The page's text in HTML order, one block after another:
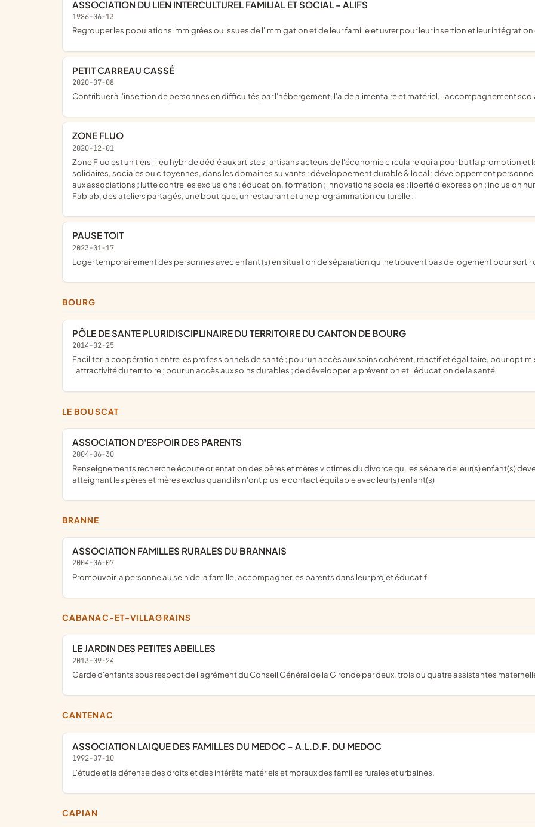
ASSOCIATION DU LIEN INTERCULTUREL FAMILIAL ET SOCIAL - ALIFS
1986-06-13
regrouper les populations immigrées ou issues de l'immigation et de leur famille et uvrer pour leur insertion et leur
PETIT CARREAU CASSÉ
2020-07-08
contribuer à l'insertion de personnes en difficultés par l'hébergement, l'aide alimentaire et matériel, l'accompagnement
ZONE FLUO
2020-12-01
zone Fluo est un tiers-lieu hybride dédié aux artistes-artisans acteurs de l'économie circulaire qui a pour but la promotion et le développement des activités associatives,
solidaires, sociales ou citoyennes, dans les domaines suivants : développement durable & local ; développement personnel
aux associations ; lutte contre les exclusions ; éducation, formation ; innovations sociales ; liberté d'expression ; inclusion
Fablab, des ateliers partagés, une boutique, un restaurant et une programmation culturelle ;
PAUSE TOIT
2023-01-17
loger temporairement des personnes avec enfant (s) en situation de séparation qui ne trouvent pas de logement pour
BOURG
PÔLE DE SANTE PLURIDISCIPLINAIRE DU TERRITOIRE DU CANTON DE BOURG
2014-02-25
faciliter la coopération entre les professionnels de santé ; pour un accès aux soins cohérent, réactif et égalitaire, pour optimiser la continuité des soins, de promouvoir
l'attractivité du territoire ; pour un accès aux soins durables ; de développer la prévention et l'éducation de la santé
LE BOUSCAT
ASSOCIATION D'ESPOIR DES PARENTS
2004-06-30
renseignements recherche écoute orientation des pères et mères victimes du divorce qui les sépare de leur(s) enfant(s) devenant un enjeu économique et psychologique et
atteignant les pères et mères exclus quand ils n'ont plus le contact équitable avec leur(s) enfant(s)
BRANNE
ASSOCIATION FAMILLES RURALES DU BRANNAIS
2004-06-07
Promouvoir la personne au sein de la famille, accompagner les parents dans leur projet éducatif
CABANAC-ET-VILLAGRAINS
LE JARDIN DES PETITES ABEILLES
2013-09-24
garde d'enfants sous respect de l'agrément du Conseil Général de la Gironde par deux, trois ou quatre assistantes
CANTENAC
ASSOCIATION LAIQUE DES FAMILLES DU MEDOC - A.L.D.F. DU MEDOC
1992-07-10
L'étude et la défense des droits et des intérêts matériels et moraux des familles rurales et urbaines.
CAPIAN